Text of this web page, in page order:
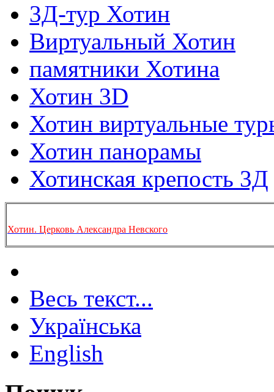
3Д-тур Хотин
Виртуальный Хотин
памятники Хотина
Хотин 3D
Хотин виртуальные
Хотин панорамы
Хотинская крепость 3Д
Хотин. Церковь Александра Невского
Весь текст...
Українська
English